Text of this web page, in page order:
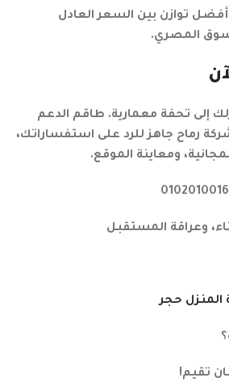
توازن بين السعر العادل
المصري.
إلى تحفة معمارية. طاقم الدعم
رماح جاهز للرد على استفساراتك،
ومعاينة الموقع.
وعراقة المستقبل
حجر
تقيم!